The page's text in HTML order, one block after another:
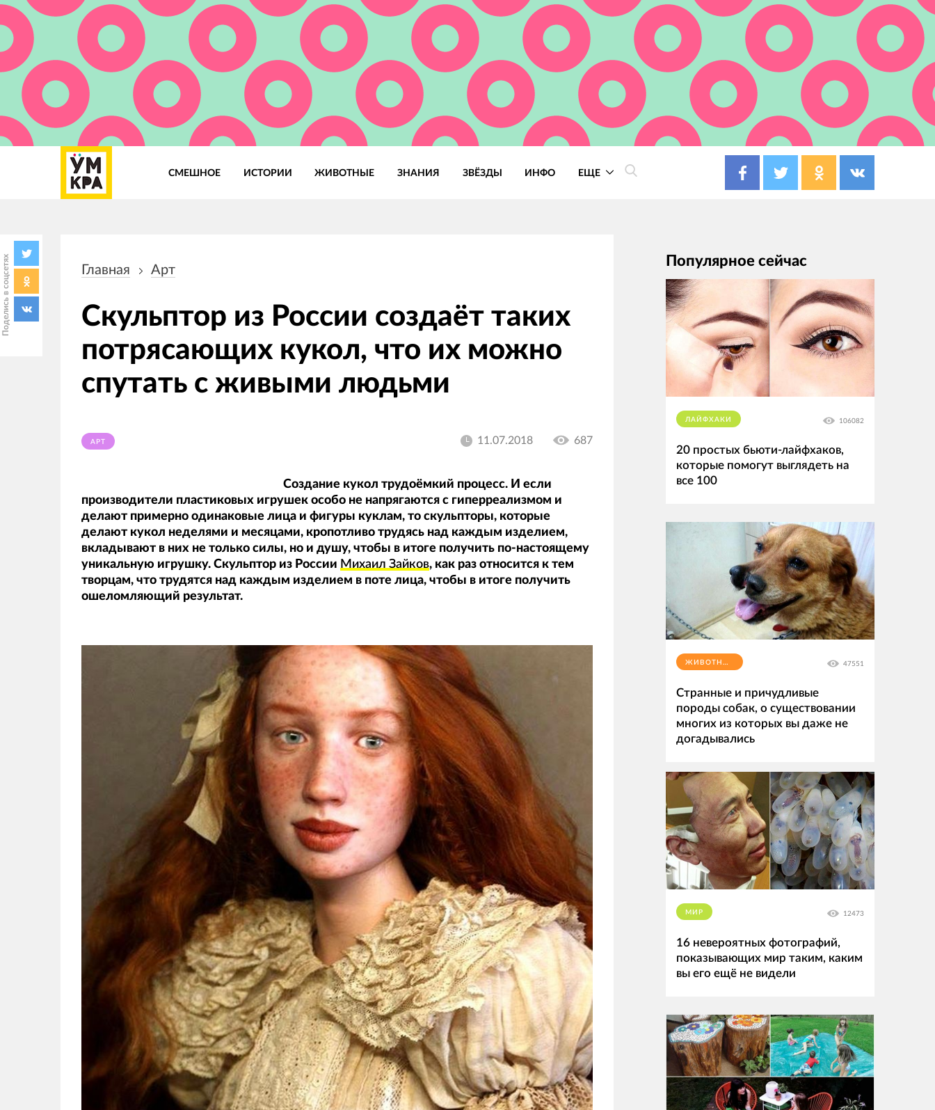
СМЕШНОЕ ИСТОРИИ ЖИВОТНЫЕ ЗНАНИЯ ЗВЁЗДЫ ИНФО ЕЩЕ
Поделись в соцсетях навигации
Главная Арт
Скульптор из России создаёт таких
потрясающих кукол, что их можно
спутать с живыми людьми
АРТ 11.07.2018 687
Создание кукол трудоёмкий процесс. И если
производители пластиковых игрушек особо не напрягаются с гиперреализмом и
делают примерно одинаковые лица и фигуры куклам, то скульпторы, которые
делают кукол неделями и месяцами, кропотливо трудясь над каждым изделием,
вкладывают в них не только силы, но и душу, чтобы в итоге получить по-настоящему
уникальную игрушку. Скульптор из России Михаил Зайков, как раз относится к тем
творцам, что трудятся над каждым изделием в поте лица, чтобы в итоге получить
ошеломляющий результат.
Популярное сейчас
ЛАЙФХАКИ 106082
20 простых бьюти-лайфхаков,
которые помогут выглядеть на
все 100
ЖИВОТНЫЕ 47551
Странные и причудливые
породы собак, о существовании
многих из которых вы даже не
догадывались
МИР 12473
16 невероятных фотографий,
показывающих мир таким, каким
вы его ещё не видели